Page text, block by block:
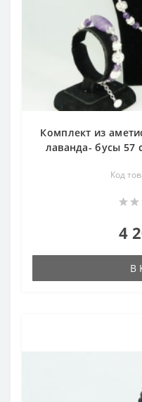
Комплект из
лаванда- бусы 57
Код
4
В